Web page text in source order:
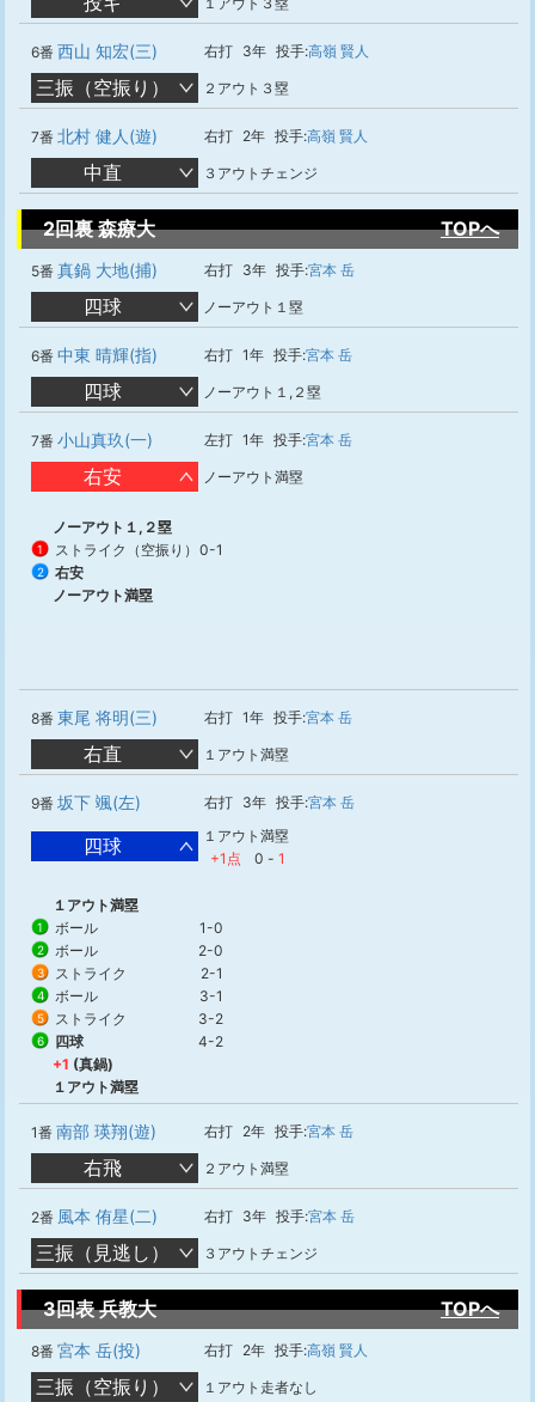
6番 西山 知宏(三) 右打 3年 投手:高嶺 賢人
三振（空振り） ２アウト３塁
7番 北村 健人(遊) 右打 2年 投手:高嶺 賢人
中直 ３アウトチェンジ
2回裏 森療大 TOPへ
5番 真鍋 大地(捕) 右打 3年 投手:宮本 岳
四球 ノーアウト１塁
6番 中東 晴輝(指) 右打 1年 投手:宮本 岳
四球 ノーアウト１,２塁
7番 小山真玖(一) 左打 1年 投手:宮本 岳
右安 ノーアウト満塁
ノーアウト１,２塁
1 ストライク（空振り） 0-1
2
右安
ノーアウト満塁
8番 東尾 将明(三) 右打 1年 投手:宮本 岳
右直 １アウト満塁
9番 坂下 颯(左) 右打 3年 投手:宮本 岳
四球
１アウト満塁
+1点
0 - 1
１アウト満塁
1 ボール 1-0
2 ボール 2-0
3 ストライク 2-1
4 ボール 3-1
5 ストライク 3-2
6 四球
4-2
+1 (真鍋)
１アウト満塁
1番 南部 瑛翔(遊) 右打 2年 投手:宮本 岳
右飛 ２アウト満塁
2番 風本 侑星(二) 右打 3年 投手:宮本 岳
三振（見逃し） ３アウトチェンジ
3回表 兵教大 TOPへ
8番 宮本 岳(投) 右打 2年 投手:高嶺 賢人
三振（空振り） １アウト走者なし